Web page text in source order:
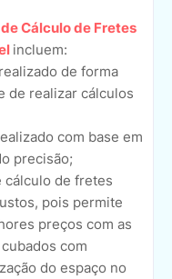
Cálculo de Fretes
incluem:
de forma
de realizar cálculos
com base em
precisão;
cálculo de fretes
pois permite
preços com as
com
do espaço no